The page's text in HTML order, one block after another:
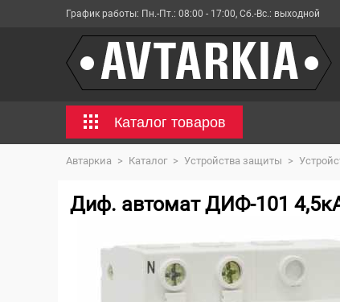
График работы: Пн.-Пт.: 08:00 - 17:00, Сб.-Вс.: выходной
Каталог товаров
Автаркиа > Каталог > Устройства защиты >
Диф. автомат ДИФ-101